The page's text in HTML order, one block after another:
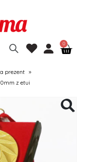
prezent »
z etui